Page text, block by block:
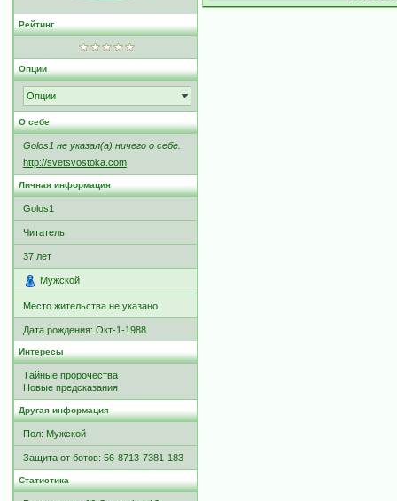
Рейтинг
Опции
Опции
О себе
Golos1 не указал(а) ничего о себе.
http://svetsvostoka.com
Личная информация
Golos1
Читатель
37 лет
Мужской
Место жительства не указано
Дата рождения: Окт-1-1988
Интересы
Тайные пророчества
Новые предсказания
Другая информация
Пол: Мужской
Защита от ботов: 56-8713-7381-183
Статистика